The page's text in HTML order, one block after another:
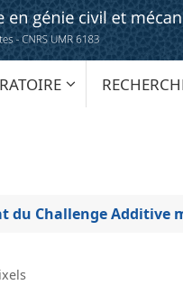
du Challenge Additive